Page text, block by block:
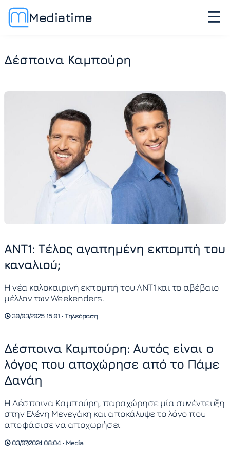
Mediatime
Δέσποινα Καμπούρη
ANT1: Τέλος αγαπημένη εκπομπή του
καναλιού;
Η νέα καλοκαιρινή εκπομπή του ΑΝΤ1 και το αβέβαιο
μέλλον των Weekenders.
30/03/2025 15:01 • Τηλεόραση
Δέσποινα Καμπούρη: Αυτός είναι ο
λόγος που αποχώρησε από το Πάμε
Δανάη
Η Δέσποινα Καμπούρη, παραχώρησε μία συνέντευξη
στην Ελένη Μενεγάκη και αποκάλυψε το λόγο που
αποφάσισε να αποχωρήσει
03/07/2024 08:04 • Media